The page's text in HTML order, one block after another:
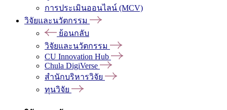
การประเมินออนไลน์ (MCV)
วิจัยและนวัตกรรม
ย้อนกลับ
วิจัยและนวัตกรรม
CU Innovation Hub
Chula DigiVerse
สำนักบริหารวิจัย
ทุนวิจัย